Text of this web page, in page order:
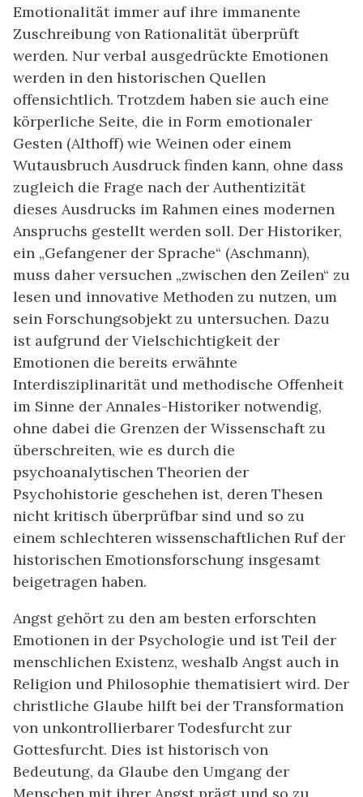
Emotionalität immer auf ihre immanente
Zuschreibung von Rationalität überprüft
werden. Nur verbal ausgedrückte Emotionen
werden in den historischen Quellen
offensichtlich. Trotzdem haben sie auch eine
körperliche Seite, die in Form emotionaler
Gesten (Althoff) wie Weinen oder einem
Wutausbruch Ausdruck finden kann, ohne dass
zugleich die Frage nach der Authentizität
dieses Ausdrucks im Rahmen eines modernen
Anspruchs gestellt werden soll. Der Historiker,
ein „Gefangener der Sprache“ (Aschmann),
muss daher versuchen „zwischen den Zeilen“ zu
lesen und innovative Methoden zu nutzen, um
sein Forschungsobjekt zu untersuchen. Dazu
ist aufgrund der Vielschichtigkeit der
Emotionen die bereits erwähnte
Interdisziplinarität und methodische Offenheit
im Sinne der Annales-Historiker notwendig,
ohne dabei die Grenzen der Wissenschaft zu
überschreiten, wie es durch die
psychoanalytischen Theorien der
Psychohistorie geschehen ist, deren Thesen
nicht kritisch überprüfbar sind und so zu
einem schlechteren wissenschaftlichen Ruf der
historischen Emotionsforschung insgesamt
beigetragen haben.
Angst gehört zu den am besten erforschten
Emotionen in der Psychologie und ist Teil der
menschlichen Existenz, weshalb Angst auch in
Religion und Philosophie thematisiert wird. Der
christliche Glaube hilft bei der Transformation
von unkontrollierbarer Todesfurcht zur
Gottesfurcht. Dies ist historisch von
Bedeutung, da Glaube den Umgang der